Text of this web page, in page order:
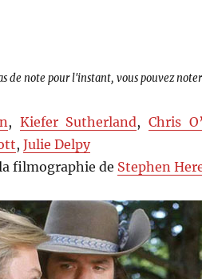
de note pour l'instant, vous pouvez
, Kiefer Sutherland,Chris
,Julie Delpy
filmographie de Stephen